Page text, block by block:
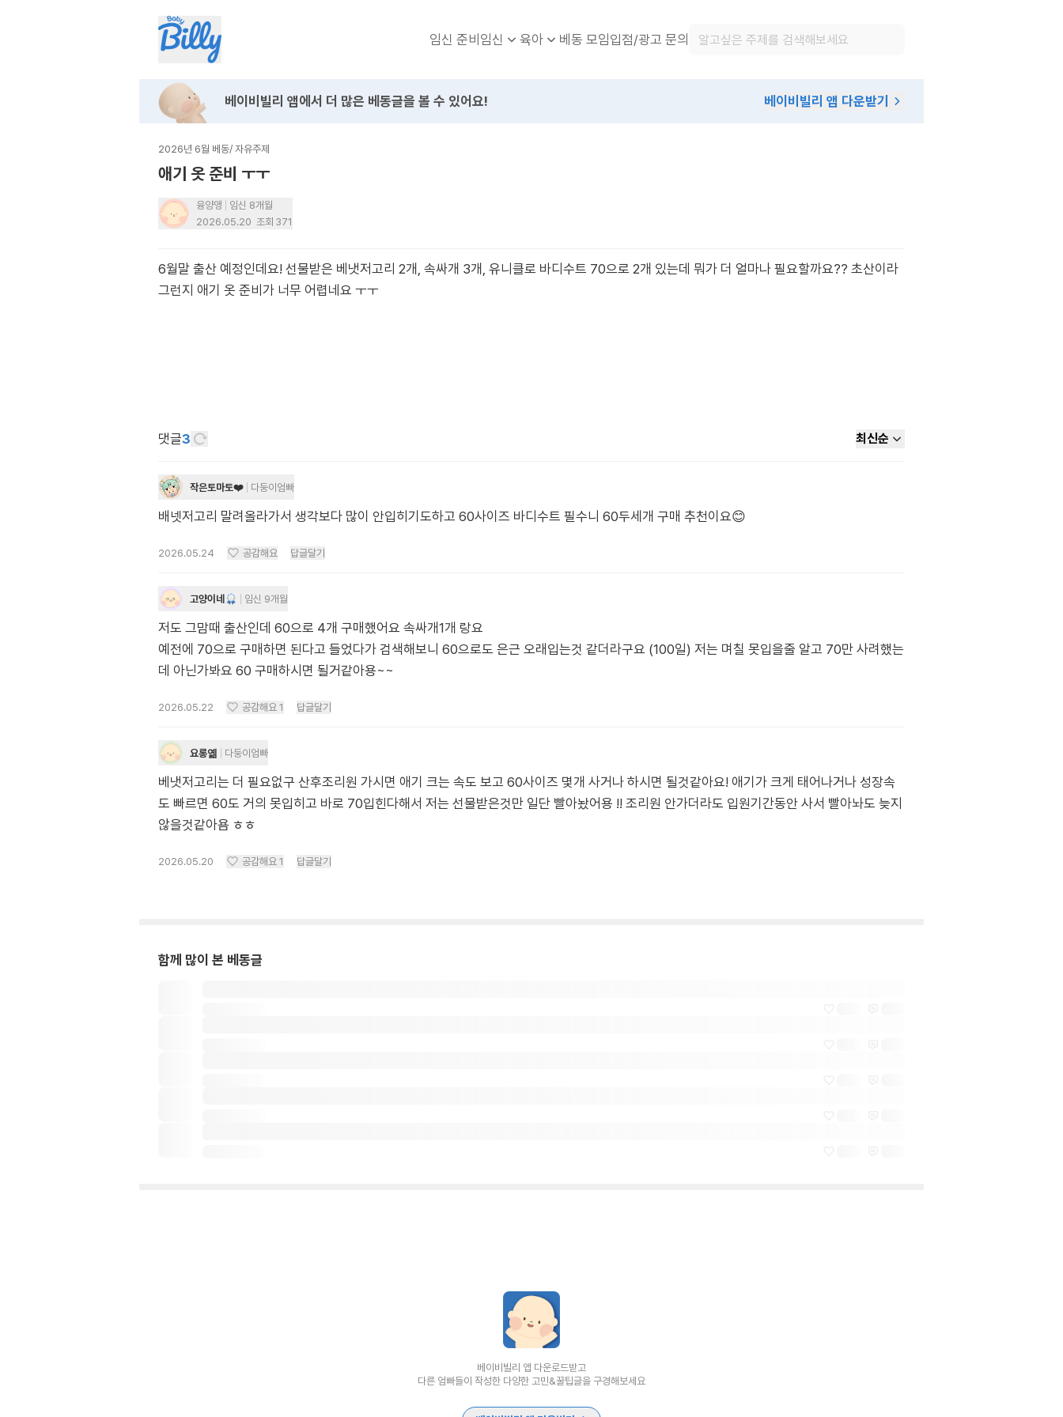
임신 준비임신 육아 베동 모임입점/광고 문의
베이비빌리 앱에서 더 많은 베동글을 볼 수 있어요! 베이비빌리 앱 다운받기
2026년 6월 베동/ 자유주제
애기 옷 준비 ㅜㅜ
융양앵
임신 8개월
2026.05.20 조회 371
6월말 출산 예정인데요! 선물받은 베냇저고리 2개, 속싸개 3개, 유니클로 바디수트 70으로 2개 있는데 뭐가 더 얼마나 필요할까요?? 초산이라
그런지 애기 옷 준비가 너무 어렵네요 ㅜㅜ
댓글3 최신순
작은토마토❤️ 다둥이엄빠
배넷저고리 말려올라가서 생각보다 많이 안입히기도하고 60사이즈 바디수트 필수니 60두세개 구매 추천이요😊
2026.05.24 공감해요 답글달기
고양이네 임신 9개월
저도 그맘때 출산인데 60으로 4개 구매했어요 속싸개1개 랑요
예전에 70으로 구매하면 된다고 들었다가 검색해보니 60으로도 은근 오래입는것 같더라구요 (100일) 저는 며칠 못입을줄 알고 70만 사려했는
데 아닌가봐요 60 구매하시면 될거같아용~~
2026.05.22 공감해요 1 답글달기
요롱옒 다둥이엄빠
베냇저고리는 더 필요없구 산후조리원 가시면 애기 크는 속도 보고 60사이즈 몇개 사거나 하시면 될것같아요! 애기가 크게 태어나거나 성장속
도 빠르면 60도 거의 못입히고 바로 70입힌다해서 저는 선물받은것만 일단 빨아놨어용 !! 조리원 안가더라도 입원기간동안 사서 빨아놔도 늦지
않을것같아욤 ㅎㅎ
2026.05.20 공감해요 1 답글달기
함께 많이 본 베동글
베이비빌리 앱 다운로드받고
다른 엄빠들이 작성한 다양한 고민&꿀팁글을 구경해보세요